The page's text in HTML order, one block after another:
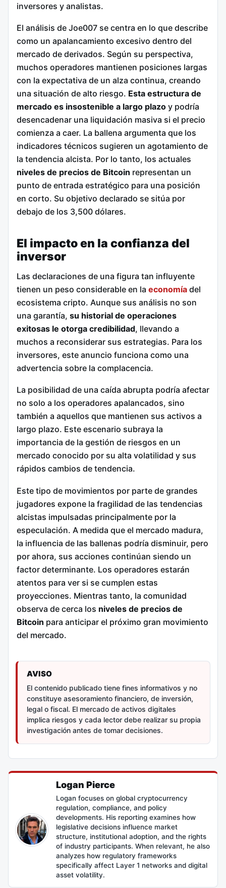
inversores y analistas.
El análisis de Joe007 se centra en lo que describe
como un apalancamiento excesivo dentro del
mercado de derivados. Según su perspectiva,
muchos operadores mantienen posiciones largas
con la expectativa de un alza continua, creando
una situación de alto riesgo. Esta estructura de
mercado es insostenible a largo plazo y podría
desencadenar una liquidación masiva si el precio
comienza a caer. La ballena argumenta que los
indicadores técnicos sugieren un agotamiento de
la tendencia alcista. Por lo tanto, los actuales
niveles de precios de Bitcoin representan un
punto de entrada estratégico para una posición
en corto. Su objetivo declarado se sitúa por
debajo de los 3,500 dólares.
El impacto en la confianza del
inversor
Las declaraciones de una figura tan influyente
tienen un peso considerable en la economía del
ecosistema cripto. Aunque sus análisis no son
una garantía, su historial de operaciones
exitosas le otorga credibilidad, llevando a
muchos a reconsiderar sus estrategias. Para los
inversores, este anuncio funciona como una
advertencia sobre la complacencia.
La posibilidad de una caída abrupta podría afectar
no solo a los operadores apalancados, sino
también a aquellos que mantienen sus activos a
largo plazo. Este escenario subraya la
importancia de la gestión de riesgos en un
mercado conocido por su alta volatilidad y sus
rápidos cambios de tendencia.
Este tipo de movimientos por parte de grandes
jugadores expone la fragilidad de las tendencias
alcistas impulsadas principalmente por la
especulación. A medida que el mercado madura,
la influencia de las ballenas podría disminuir, pero
por ahora, sus acciones continúan siendo un
factor determinante. Los operadores estarán
atentos para ver si se cumplen estas
proyecciones. Mientras tanto, la comunidad
observa de cerca los niveles de precios de
Bitcoin para anticipar el próximo gran movimiento
del mercado.
AVISO
El contenido publicado tiene fines informativos y no
constituye asesoramiento financiero, de inversión,
legal o fiscal. El mercado de activos digitales
implica riesgos y cada lector debe realizar su propia
investigación antes de tomar decisiones.
Logan Pierce
Logan focuses on global cryptocurrency
regulation, compliance, and policy
developments. His reporting examines how
legislative decisions influence market
structure, institutional adoption, and the rights
of industry participants. When relevant, he also
analyzes how regulatory frameworks
specifically affect Layer 1 networks and digital
asset volatility.